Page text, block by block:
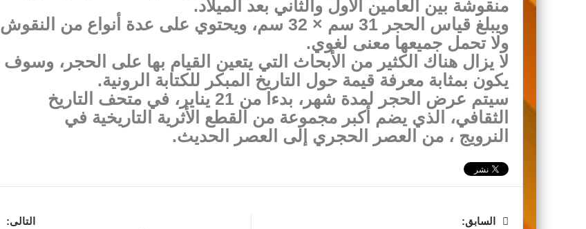
منقوشة بين العامين الأول والثاني بعد الميلاد.
ويبلغ قياس الحجر 31 سم × 32 سم، ويحتوي على عدة أنواع من النقوش
ولا تحمل جميعها معنى لغوي.
لا يزال هناك الكثير من الأبحاث التي يتعين القيام بها على الحجر، وسوف
يكون بمثابة معرفة قيمة حول التاريخ المبكر للكتابة الرونية.
سيتم عرض الحجر لمدة شهر، بدءا من 21 يناير، في متحف التاريخ
الثقافي، الذي يضم أكبر مجموعة من القطع الأثرية التاريخية في
النرويج ، من العصر الحجري إلى العصر الحديث.
السابق:
التالى: